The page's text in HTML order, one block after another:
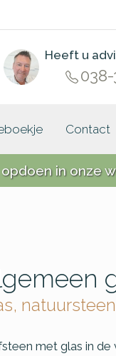
Heeft u
038-
Contact
in onze
natuursteen
met glas in